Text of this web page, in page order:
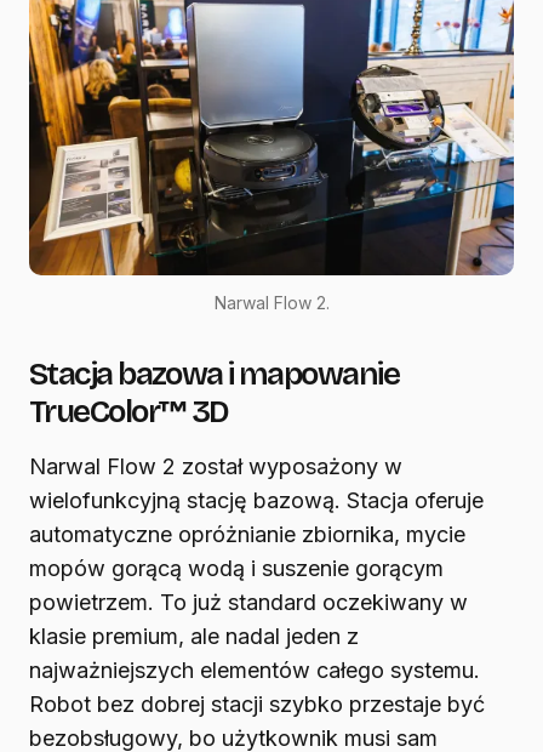
Narwal Flow 2.
Stacja bazowa i mapowanie
TrueColor™ 3D
Narwal Flow 2 został wyposażony w
wielofunkcyjną stację bazową. Stacja oferuje
automatyczne opróżnianie zbiornika, mycie
mopów gorącą wodą i suszenie gorącym
powietrzem. To już standard oczekiwany w
klasie premium, ale nadal jeden z
najważniejszych elementów całego systemu.
Robot bez dobrej stacji szybko przestaje być
bezobsługowy, bo użytkownik musi sam